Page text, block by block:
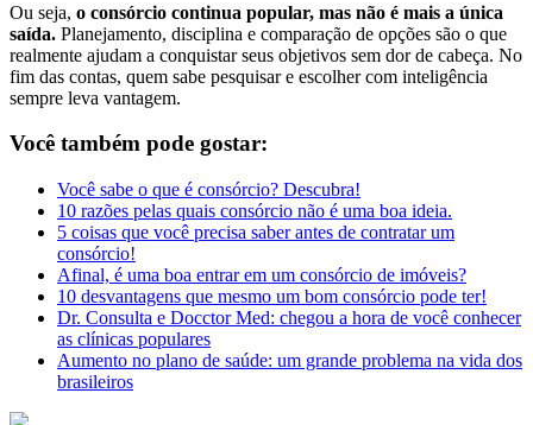
Ou seja, o consórcio continua popular, mas não é mais a única
saída. Planejamento, disciplina e comparação de opções são o que
realmente ajudam a conquistar seus objetivos sem dor de cabeça. No
fim das contas, quem sabe pesquisar e escolher com inteligência
sempre leva vantagem.
Você também pode gostar:
Você sabe o que é consórcio? Descubra!
10 razões pelas quais consórcio não é uma boa ideia.
5 coisas que você precisa saber antes de contratar um
consórcio!
Afinal, é uma boa entrar em um consórcio de imóveis?
10 desvantagens que mesmo um bom consórcio pode ter!
Dr. Consulta e Docctor Med: chegou a hora de você conhecer
as clínicas populares
Aumento no plano de saúde: um grande problema na vida dos
brasileiros